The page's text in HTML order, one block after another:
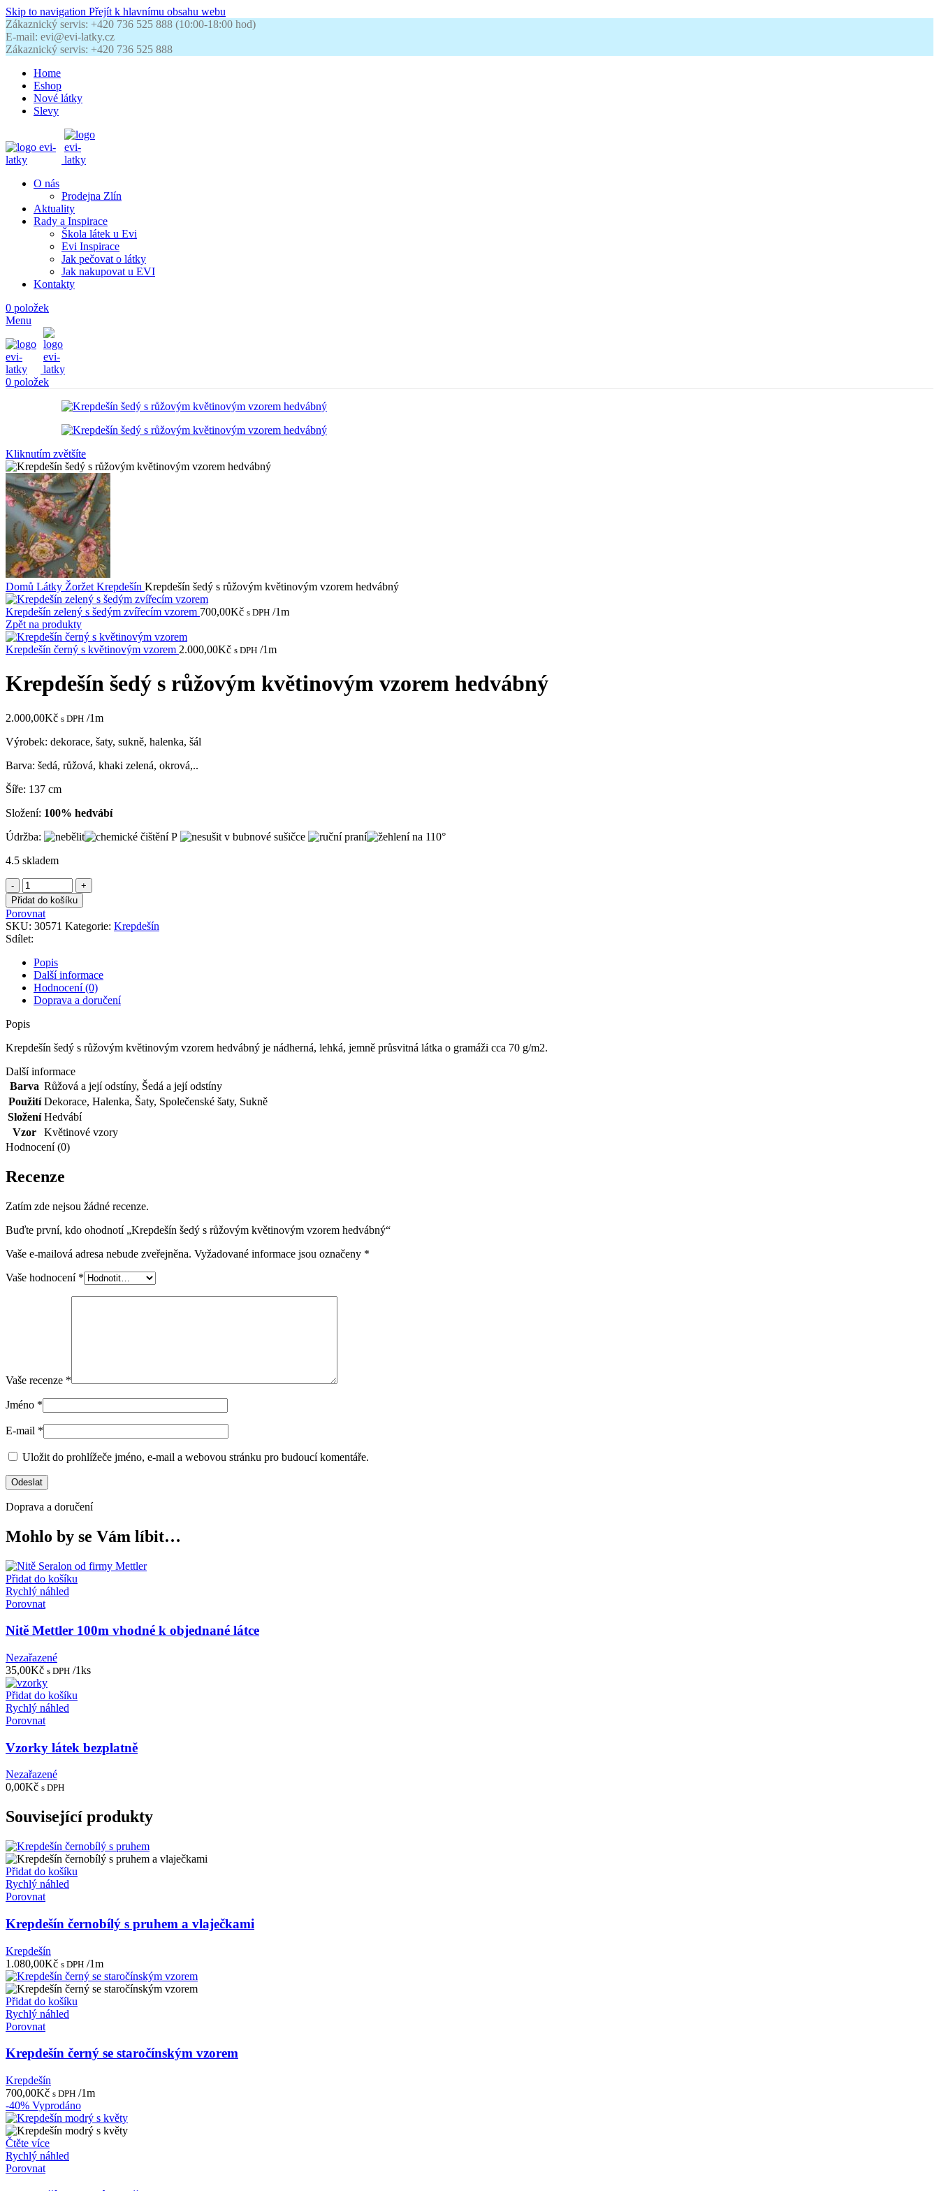
Skip to navigation Přejít k hlavnímu obsahu webu
Zákaznický servis: +420 736 525 888 (10:00-18:00 hod)
E-mail: evi@evi-latky.cz
Zákaznický servis: +420 736 525 888
Home
Eshop
Nové látky
Slevy
O nás
Prodejna Zlín
Aktuality
Rady a Inspirace
Škola látek u Evi
Evi Inspirace
Jak pečovat o látky
Jak nakupovat u EVI
Kontakty
0 položek
Menu
0 položek
Kliknutím zvětšíte
Domů Látky Žoržet Krepdešín Krepdešín šedý s růžovým květinovým vzorem hedvábný
Krepdešín zelený s šedým zvířecím vzorem 700,00Kč s DPH /1m
Zpět na produkty
Krepdešín černý s květinovým vzorem 2.000,00Kč s DPH /1m
Krepdešín šedý s růžovým květinovým vzorem hedvábný
2.000,00Kč s DPH /1m
Výrobek: dekorace, šaty, sukně, halenka, šál
Barva: šedá, růžová, khaki zelená, okrová,..
Šíře: 137 cm
Složení: 100% hedvábí
Údržba:
4.5 skladem
Krepdešín
šedý
s
růžovým
květinovým
vzorem
hedvábný
množství
Přidat do košíku
Porovnat
SKU: 30571 Kategorie: Krepdešín
Sdílet:
Popis
Další informace
Hodnocení (0)
Doprava a doručení
Popis
Krepdešín šedý s růžovým květinovým vzorem hedvábný je nádherná, lehká, jemně průsvitná látka o gramáži cca 70 g/m2.
Další informace
Barva Růžová a její odstíny, Šedá a její odstíny
Použití Dekorace, Halenka, Šaty, Společenské šaty, Sukně
Složení Hedvábí
Vzor
Květinové vzory
Hodnocení (0)
Recenze
Zatím zde nejsou žádné recenze.
Buďte první, kdo ohodnotí „Krepdešín šedý s růžovým květinovým vzorem hedvábný“
Vaše e-mailová adresa nebude zveřejněna. Vyžadované informace jsou označeny *
Vaše hodnocení *
Vaše recenze *
Jméno *
E-mail *
Uložit do prohlížeče jméno, e-mail a webovou stránku pro budoucí komentáře.
Doprava a doručení
Mohlo by se Vám líbit…
Přidat do košíku
Rychlý náhled
Porovnat
Nitě Mettler 100m vhodné k objednané látce
Nezařazené
35,00Kč s DPH /1ks
Přidat do košíku
Rychlý náhled
Porovnat
Vzorky látek bezplatně
Nezařazené
0,00Kč s DPH
Související produkty
Přidat do košíku
Rychlý náhled
Porovnat
Krepdešín černobílý s pruhem a vlaječkami
Krepdešín
1.080,00Kč s DPH /1m
Přidat do košíku
Rychlý náhled
Porovnat
Krepdešín černý se staročínským vzorem
Krepdešín
700,00Kč s DPH /1m
-40% Vyprodáno
Čtěte více
Rychlý náhled
Porovnat